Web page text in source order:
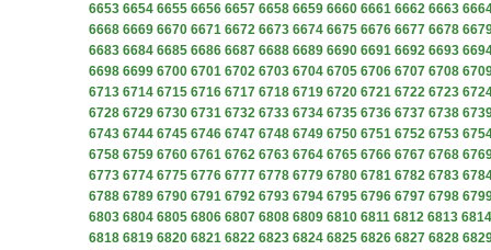
6653 6654 6655 6656 6657 6658 6659 6660 6661 6662 6663
6668 6669 6670 6671 6672 6673 6674 6675 6676 6677 6678
6683 6684 6685 6686 6687 6688 6689 6690 6691 6692 6693
6698 6699 6700 6701 6702 6703 6704 6705 6706 6707 6708
6713 6714 6715 6716 6717 6718 6719 6720 6721 6722 6723
6728 6729 6730 6731 6732 6733 6734 6735 6736 6737 6738
6743 6744 6745 6746 6747 6748 6749 6750 6751 6752 6753
6758 6759 6760 6761 6762 6763 6764 6765 6766 6767 6768
6773 6774 6775 6776 6777 6778 6779 6780 6781 6782 6783
6788 6789 6790 6791 6792 6793 6794 6795 6796 6797 6798
6803 6804 6805 6806 6807 6808 6809 6810 6811 6812 6813 6814
6818 6819 6820 6821 6822 6823 6824 6825 6826 6827 6828